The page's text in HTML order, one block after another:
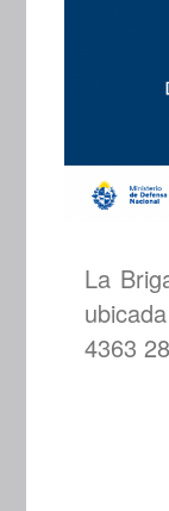
La
4363